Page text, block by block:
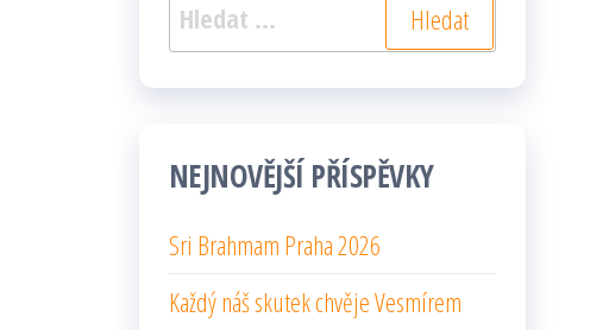
NEJNOVĚJŠÍ PŘÍSPĚVKY
Sri Brahmam Praha 2026
Každý náš skutek chvěje Vesmírem